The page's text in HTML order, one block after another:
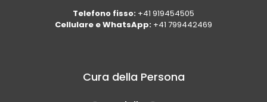
Telefono fisso: +41 919454505
Cellulare e WhatsApp: +41 799442469
Cura della Persona